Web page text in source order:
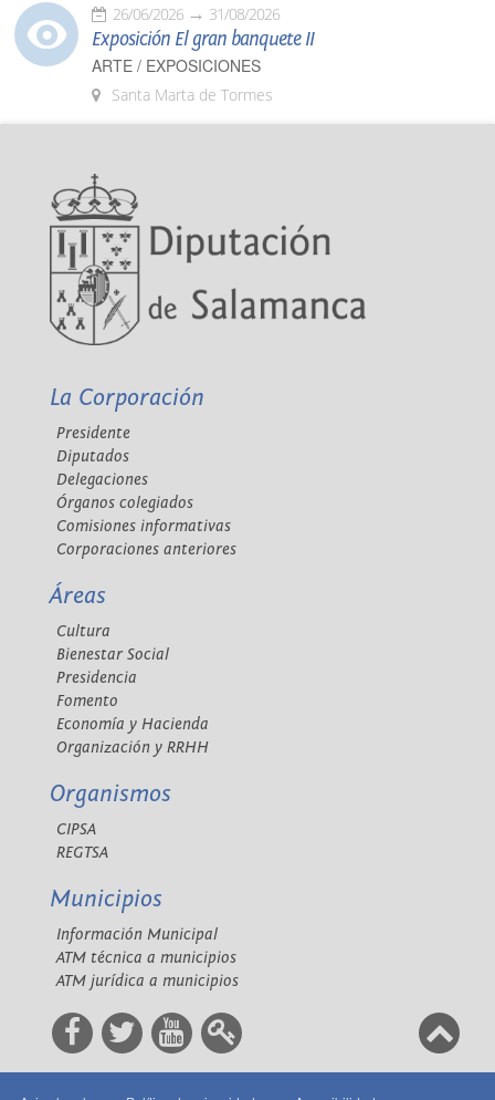
26/06/2026 31/08/2026
Exposición El gran banquete II
ARTE / EXPOSICIONES
Santa Marta de Tormes
La Corporación
Presidente
Diputados
Delegaciones
Órganos colegiados
Comisiones informativas
Corporaciones anteriores
Áreas
Cultura
Bienestar Social
Presidencia
Fomento
Economía y Hacienda
Organización y RRHH
Organismos
CIPSA
REGTSA
Municipios
Información Municipal
ATM técnica a municipios
ATM jurídica a municipios